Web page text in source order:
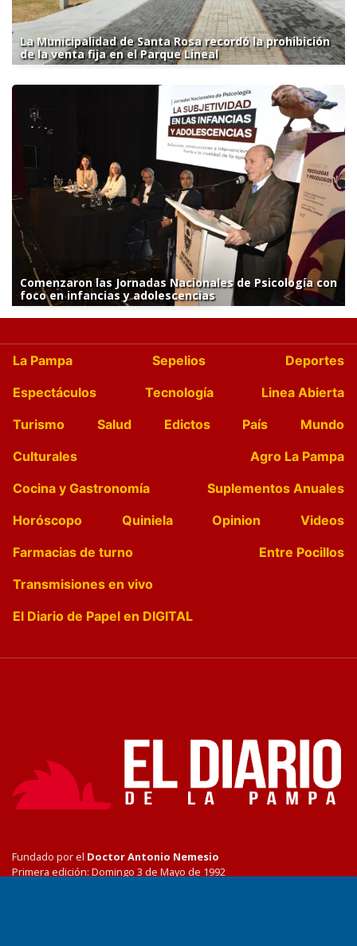
La Municipalidad de Santa Rosa recordó la prohibición
de la venta fija en el Parque Lineal
Comenzaron las Jornadas Nacionales de Psicología con
foco en infancias y adolescencias
La Pampa Sepelios
Deportes
Espectáculos
Tecnología
Linea Abierta
Turismo
Salud Edictos País
Mundo
Culturales
Agro La Pampa
Cocina y Gastronomía
Suplementos Anuales
Horóscopo
Quiniela Opinion
Videos
Farmacias de turno
Entre Pocillos
Transmisiones en vivo
El Diario de Papel en DIGITAL
Fundado por el Doctor Antonio Nemesio
Primera edición: Domingo 3 de Mayo de 1992